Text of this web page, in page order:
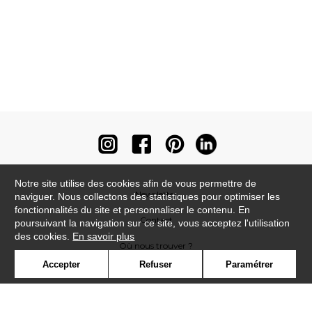
Newsletter
Contact
Où nous trouver ?
Notre site utilise des cookies afin de vous permettre de
naviguer. Nous collectons des statistiques pour optimiser les
fonctionnalités du site et personnaliser le contenu. En
poursuivant la navigation sur ce site, vous acceptez l'utilisation
des cookies. En savoir plus
Accepter Refuser Paramétrer